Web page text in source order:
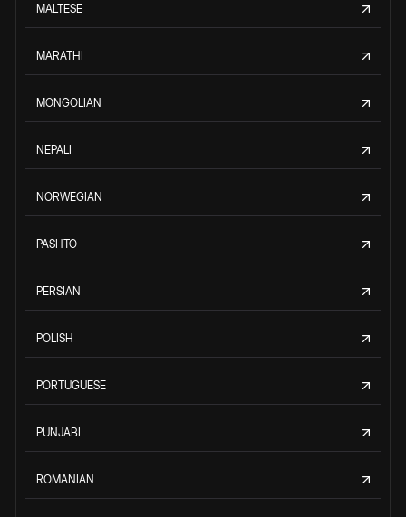
MALTESE
MARATHI
MONGOLIAN
NEPALI
NORWEGIAN
PASHTO
PERSIAN
POLISH
PORTUGUESE
PUNJABI
ROMANIAN